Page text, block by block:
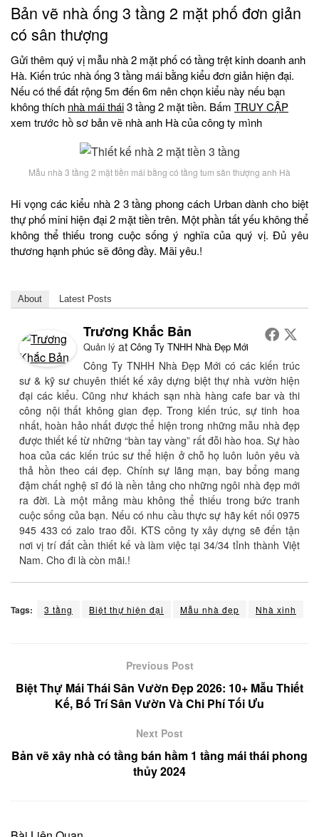
Bản vẽ nhà ống 3 tầng 2 mặt phố đơn giản
có sân thượng
Gửi thêm quý vị mẫu nhà 2 mặt phố có tầng trệt kinh doanh anh
Hà. Kiến trúc nhà ống 3 tầng mái bằng kiểu đơn giản hiện đại.
Nếu có thế đất rộng 5m đến 6m nên chọn kiểu này nếu bạn
không thích nhà mái thái3 tầng 2 mặt tiền. Bấm TRUY CẬP
xem trước hồ sơ bản vẽ nhà anh Hà của công ty mình
Mẫu nhà 3 tầng 2 mặt tiền mái bằng có tầng tum sân thượng anh Hà
Hi vọng các kiểu nhà 2 3 tầng phong cách Urban dành cho biệt
thự phố mini hiện đại 2 mặt tiền trên. Một phần tất yếu không thể
không thể thiếu trong cuộc sống ý nghĩa của quý vị. Đủ yêu
thương hạnh phúc sẽ đông đầy. Mãi yêu.!
About Latest Posts
Trương Khắc Bản
Quản lý at Công Ty TNHH Nhà Đẹp Mới
Công Ty TNHH Nhà Đẹp Mới có các kiến trúc
sư & kỹ sư chuyên thiết kế xây dựng biệt thự nhà vườn hiện
đại các kiểu. Cũng như khách sạn nhà hàng cafe bar và thi
công nội thất không gian đẹp. Trong kiến trúc, sự tinh hoa
nhất, hoàn hảo nhất được thể hiện trong những mẫu nhà đẹp
được thiết kế từ những “bàn tay vàng” rất đỗi hào hoa. Sự hào
hoa của các kiến trúc sư thể hiện ở chỗ họ luôn luôn yêu và
thả hồn theo cái đẹp. Chính sự lãng mạn, bay bổng mang
đậm chất nghệ sĩ đó là nền tảng cho những ngôi nhà đẹp mới
ra đời. Là một mảng màu không thể thiếu trong bức tranh
cuộc sống của bạn. Nếu có nhu cầu thực sự hãy kết nối 0975
945 433 có zalo trao đỗi. KTS công ty xây dựng sẽ đến tận
nơi vị trí đất cần thiết kế và làm việc tại 34/34 tỉnh thành Việt
Nam. Cho đi là còn mãi.!
Tags: 3 tầng Biệt thự hiện đại Mẫu nhà đẹp Nhà xinh
Previous Post
Biệt Thự Mái Thái Sân Vườn Đẹp 2026: 10+ Mẫu Thiết
Kế, Bố Trí Sân Vườn Và Chi Phí Tối Ưu
Next Post
Bản vẽ xây nhà có tầng bán hầm 1 tầng mái thái phong
thủy 2024